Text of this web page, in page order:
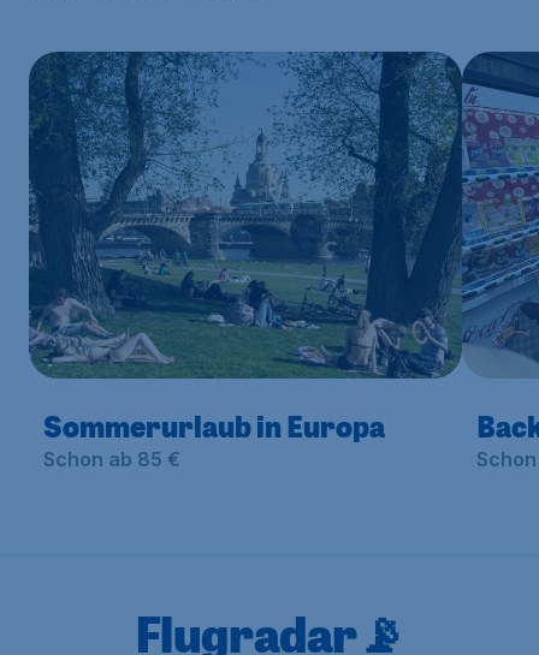
Sommerurlaub in Europa
Schon ab 85 €
Flugradar📡